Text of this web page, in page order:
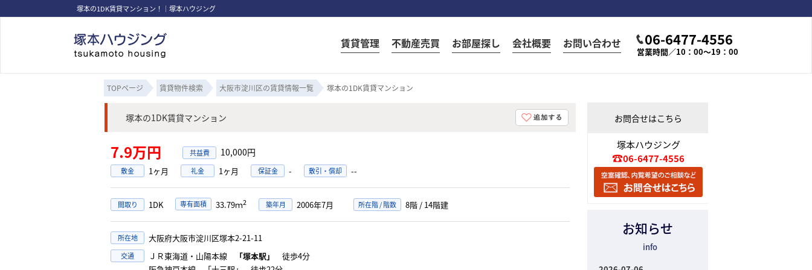
塚本の1DK賃貸マンション！｜塚本ハウジング
賃貸管理 不動産売買 お部屋探し 会社概要 お問い合わせ 06-6477-4556
営業時間／10：00～19：00
TOPページ 賃貸物件検索 大阪市淀川区の賃貸情報一覧 塚本の1DK賃貸マンション
塚本の1DK賃貸マンション
7.9万円 10,000円
敷金 1ヶ月 礼金 1ヶ月 保証金 - 敷引・償却 --
間取り 1DK 専有面積 33.79ｍ2 築年月 2006年7月 所在階 / 階数 8階 / 14階建
所在地 大阪府大阪市淀川区塚本2-21-11
交通 ＪＲ東海道・山陽本線 「塚本駅」
徒歩4分
お問合せはこちら
塚本ハウジング
06-6477-4556
お知らせ
info